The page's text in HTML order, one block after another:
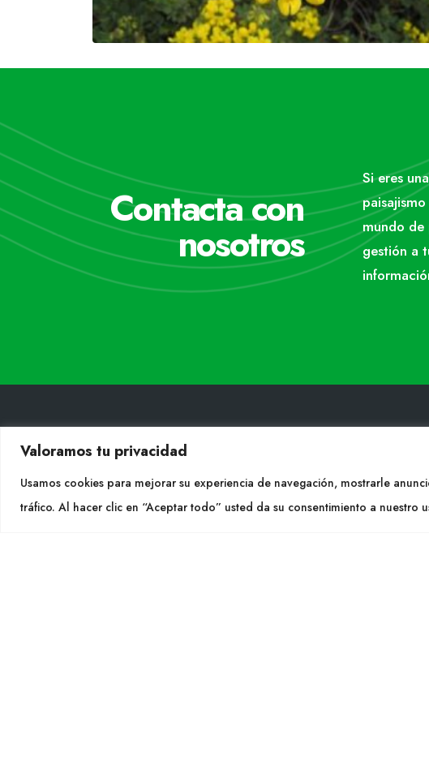
Valoramos tu privacidad
Usamos cookies para mejorar su experiencia de navegación, mostrarle
tráfico. Al hacer clic en “Aceptar todo” usted da su consentimiento a nuestro
Contacta con
nosotros
Si eres
mundo de
gestión a
CONTACTO
Tel. +34 977053013